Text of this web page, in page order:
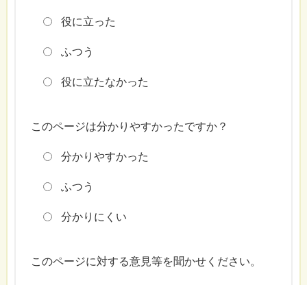
役に立った
ふつう
役に立たなかった
このページは分かりやすかったですか？
分かりやすかった
ふつう
分かりにくい
このページに対する意見等を聞かせください。